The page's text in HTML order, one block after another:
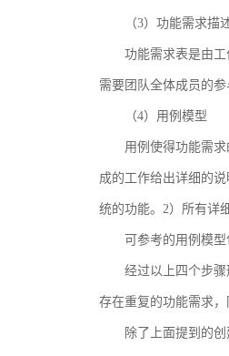
（3）功能需求描
功能需求表是由
需要团队全体成员的
（4）用例模型
用例使得功能需
成的工作给出详细的
统的功能。2）所有详
可参考的用例模
经过以上四个步
存在重复的功能需求
除了上面提到的